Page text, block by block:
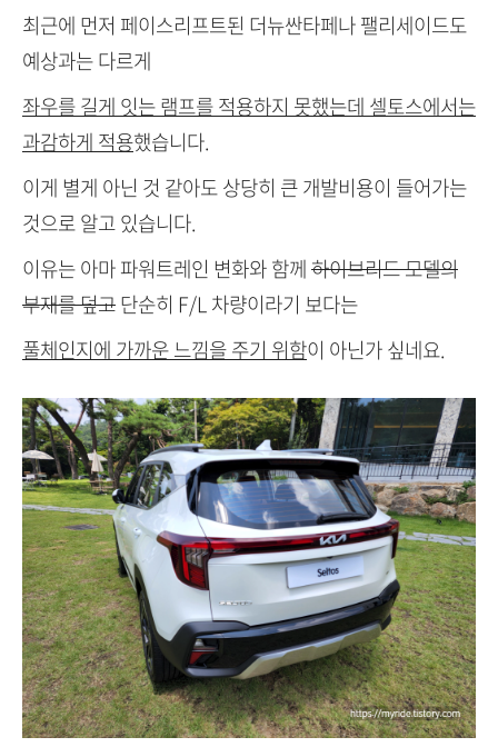
최근에 먼저 페이스리프트된 더뉴싼타페나 팰리세이드도
예상과는 다르게
좌우를 길게 잇는 램프를 적용하지 못했는데 셀토스에서는
과감하게 적용했습니다.
이게 별게 아닌 것 같아도 상당히 큰 개발비용이 들어가는
것으로 알고 있습니다.
이유는 아마 파워트레인 변화와 함께하이브리드 모델의
부재를 덮고단순히 F/L 차량이라기 보다는
풀체인지에 가까운 느낌을 주기 위함이 아닌가 싶네요.